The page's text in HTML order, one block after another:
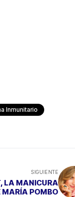
Inmunitario
SIGUIENTE
LA MANICURA
MARÍA POMBO